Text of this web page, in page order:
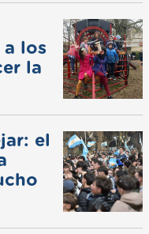
los
la
el